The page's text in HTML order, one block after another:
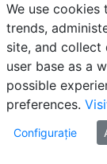
01). A
képződő
keletkezésük
(közterületek
lakossági
Hazánk
We use
trends,
site, and
user base as a
possible
preferences.
Configurație